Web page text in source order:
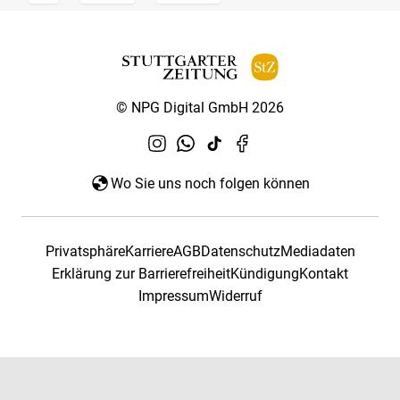
© NPG Digital GmbH 2026
Wo Sie uns noch folgen können
PrivatsphäreKarriereAGBDatenschutzMediadaten
Erklärung zur BarrierefreiheitKündigungKontakt
ImpressumWiderruf